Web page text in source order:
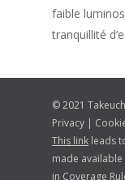
faible
tranquillité
© 2021
Privacy |
This link leads
made
in Coverage